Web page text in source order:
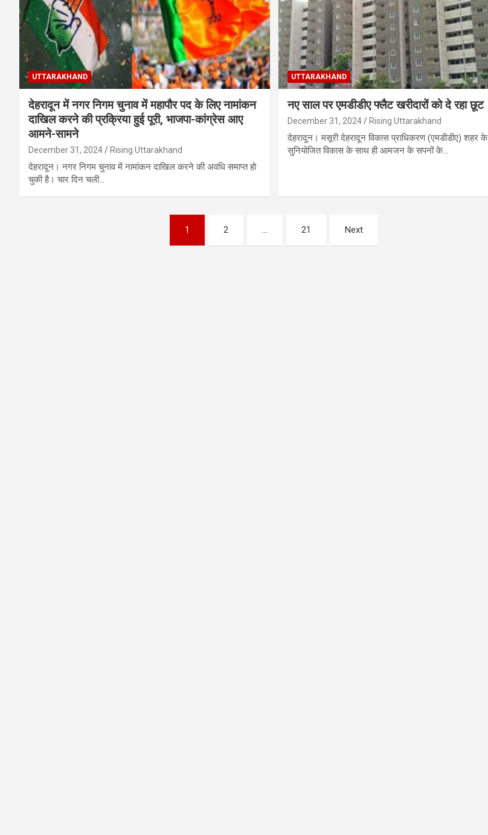
UTTARAKHAND
देहरादून में नगर निगम चुनाव में महापौर पद के लिए नामांकन
दाखिल करने की प्रक्रिया हुई पूरी, भाजपा-कांग्रेस आए
आमने-सामने
December 31, 2024 Rising Uttarakhand
देहरादून। नगर निगम चुनाव में नामांकन दाखिल करने की अवधि समाप्त हो
चुकी है। चार दिन चली…
UTTARAKHAND
नए साल पर एमडीडीए फ्लैट खरीदारों को दे रहा छूट
December 31, 2024 Rising Uttarakhand
देहरादून। मसूरी देहरादून विकास प्राधिकरण (एमडीडीए) शहर के
सुनियोजित विकास के साथ ही आमजन के सपनों के…
1 2 … 21 Next